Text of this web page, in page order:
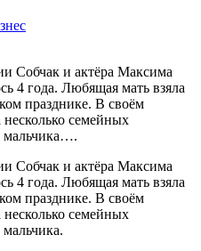
Собчак и актёра Максима
4 года. Любящая мать взяла
празднике. В своём
семейных
мальчика….
Собчак и актёра Максима
4 года. Любящая мать взяла
празднике. В своём
семейных